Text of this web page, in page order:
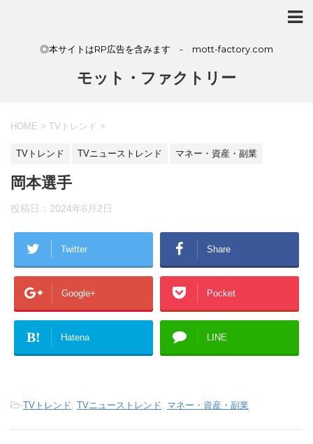
◎本サイトはRP広告を含みます - mott-factory.com
モット・ファクトリー
HOME > TVトレンド >
TVトレンド TVニューストレンド マネー・資産・副業
岡本選手
投稿日： 2024年6月2日
Twitter Share
Google+ Pocket
B! Hatena LINE
-TVトレンド, TVニューストレンド, マネー・資産・副業